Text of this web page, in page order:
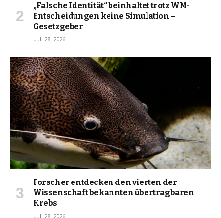
„Falsche Identität“ beinhaltet trotz WM-
Entscheidungen keine Simulation –
Gesetzgeber
Juli 28, 2026
Forscher entdecken den vierten der
Wissenschaft bekannten übertragbaren
Krebs
Juli 28, 2026